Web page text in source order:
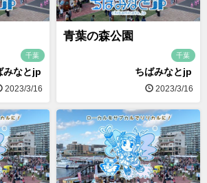
千葉
みなとjp
2023/3/16
青葉の森公園
千葉
ちばみなとjp
2023/3/16